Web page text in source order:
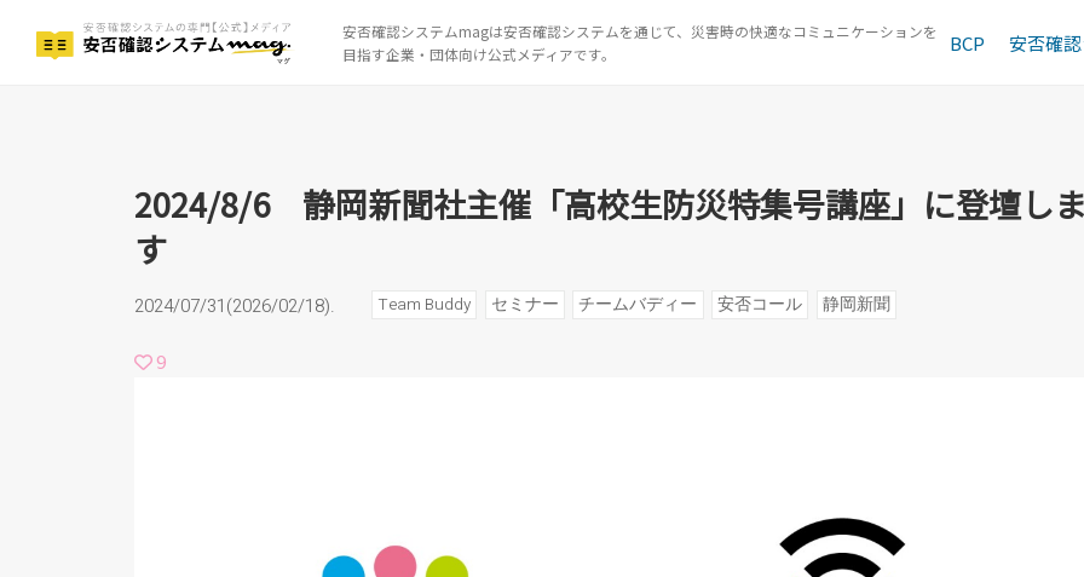
安否確認システムmagは安否確認システムを通じて、災害時の快適なコミュニケーションを
目指す企業・団体向け公式メディアです。
BCP 安否確
2024/8/6 静岡新聞社主催「高校生防災特集号講座」に登壇し
す
2024/07/31(2026/02/18). Team Buddy セミナー チームバディー 安否コール 静岡新聞
9